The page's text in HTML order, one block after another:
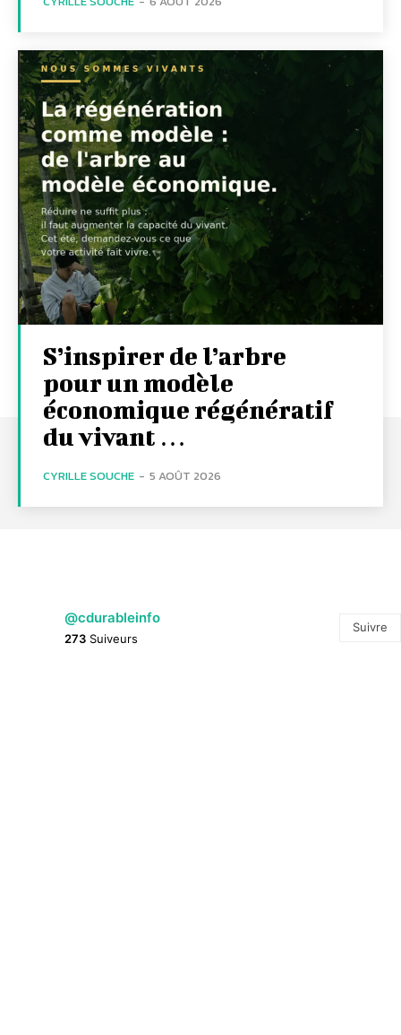
S’inspirer de l’arbre
pour un modèle
économique régénératif
du vivant …
CYRILLE SOUCHE - 5 AOÛT 2026
@cdurableinfo
273 Suiveurs
Suivre